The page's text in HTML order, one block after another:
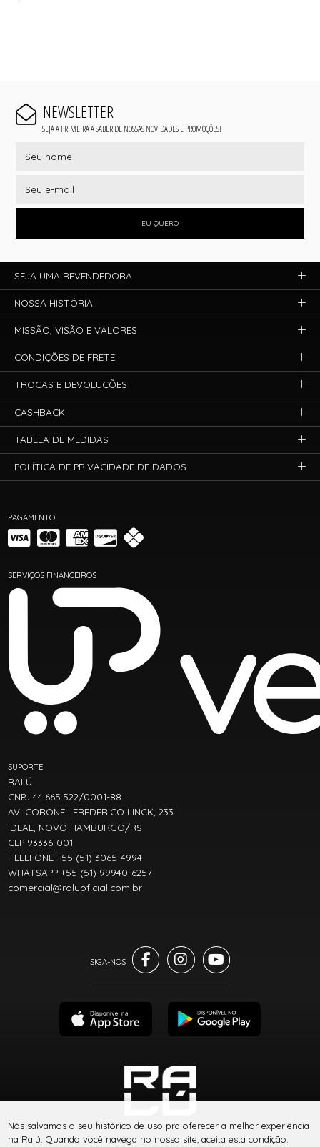
NEWSLETTER
SEJA A PRIMEIRA A SABER DE NOSSAS NOVIDADES E PROMOÇÕES!
EU QUERO
PAGAMENTO
SERVIÇOS FINANCEIROS
SUPORTE
RALÚ
CNPJ 44.665.522/0001-88
AV. CORONEL FREDERICO LINCK, 233
IDEAL, NOVO HAMBURGO/RS
CEP 93336-001
TELEFONE +55 (51) 3065-4994
WHATSAPP +55 (51) 99940-6257
comercial@raluoficial.com.br
SEJA UMA REVENDEDORA
NOSSA HISTÓRIA
MISSÃO, VISÃO E VALORES
CONDIÇÕES DE FRETE
TROCAS E DEVOLUÇÕES
CASHBACK
TABELA DE MEDIDAS
POLÍTICA DE PRIVACIDADE DE DADOS
® TODOS DIREITOS RESERVADOS
Nós salvamos o seu histórico de uso pra oferecer a melhor experiência
na Ralú. Quando você navega no nosso site, aceita esta condição.